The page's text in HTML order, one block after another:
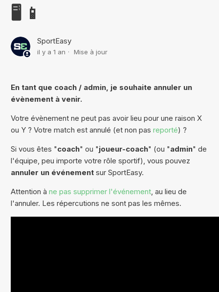
🖥️ 📱
SportEasy
il y a 1 an Mise à jour
En tant que coach / admin, je souhaite annuler un
évènement à venir.
Votre évènement ne peut pas avoir lieu pour une raison X
ou Y ? Votre match est annulé (et non pasreporté) ?
Si vous êtes "coach" ou "joueur-coach" (ou "admin" de
l'équipe, peu importe votre rôle sportif), vous pouvez
annuler un événementsur SportEasy.
Attention àne pas supprimer l'événement, au lieu de
l'annuler. Les répercutions ne sont pas les mêmes.